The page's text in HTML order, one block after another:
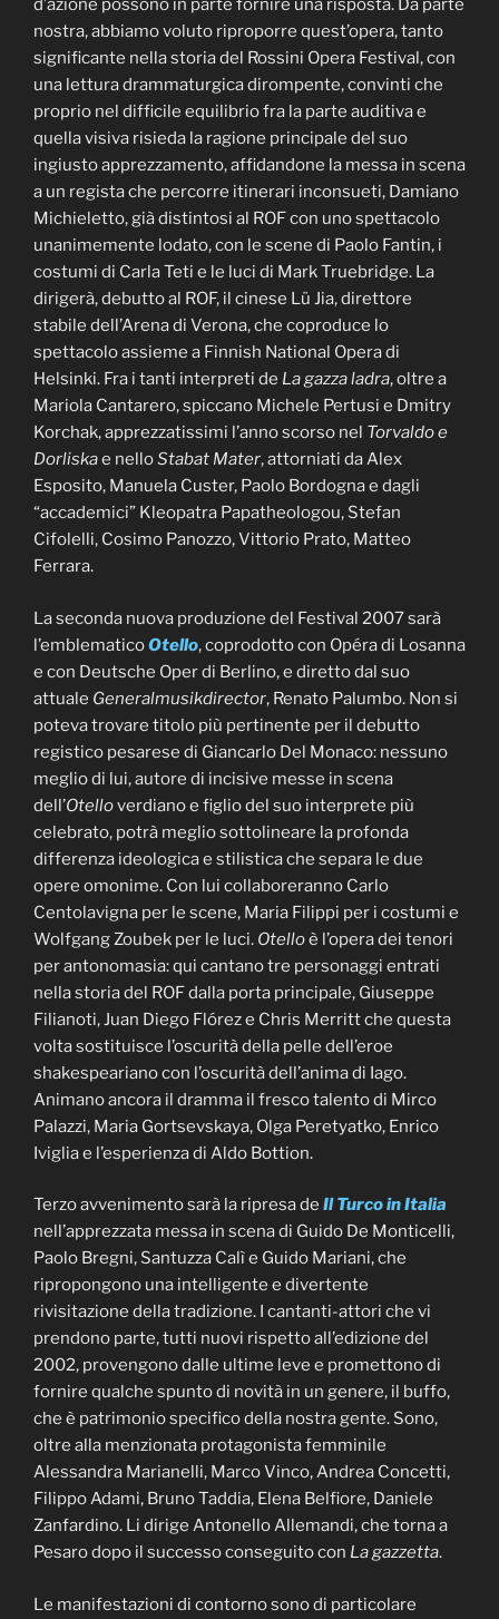
d’azione possono in parte fornire una risposta. Da parte
nostra, abbiamo voluto riproporre quest’opera, tanto
significante nella storia del Rossini Opera Festival, con
una lettura drammaturgica dirompente, convinti che
proprio nel difficile equilibrio fra la parte auditiva e
quella visiva risieda la ragione principale del suo
ingiusto apprezzamento, affidandone la messa in scena
a un regista che percorre itinerari inconsueti, Damiano
Michieletto, già distintosi al ROF con uno spettacolo
unanimemente lodato, con le scene di Paolo Fantin, i
costumi di Carla Teti e le luci di Mark Truebridge. La
dirigerà, debutto al ROF, il cinese Lü Jia, direttore
stabile dell’Arena di Verona, che coproduce lo
spettacolo assieme a Finnish National Opera di
Helsinki. Fra i tanti interpreti de La gazza ladra, oltre a
Mariola Cantarero, spiccano Michele Pertusi e Dmitry
Korchak, apprezzatissimi l’anno scorso nel Torvaldo e
Dorliskae nelloStabat Mater, attorniati da Alex
Esposito, Manuela Custer, Paolo Bordogna e dagli
“accademici” Kleopatra Papatheologou, Stefan
Cifolelli, Cosimo Panozzo, Vittorio Prato, Matteo
Ferrara.
La seconda nuova produzione del Festival 2007 sarà
l’emblematicoOtello, coprodotto con Opéra di Losanna
e con Deutsche Oper di Berlino, e diretto dal suo
attuale Generalmusikdirector, Renato Palumbo. Non si
poteva trovare titolo più pertinente per il debutto
registico pesarese di Giancarlo Del Monaco: nessuno
meglio di lui, autore di incisive messe in scena
dell’Otelloverdiano e figlio del suo interprete più
celebrato, potrà meglio sottolineare la profonda
differenza ideologica e stilistica che separa le due
opere omonime. Con lui collaboreranno Carlo
Centolavigna per le scene, Maria Filippi per i costumi e
Wolfgang Zoubek per le luci. Otelloè l’opera dei tenori
per antonomasia: qui cantano tre personaggi entrati
nella storia del ROF dalla porta principale, Giuseppe
Filianoti, Juan Diego Flórez e Chris Merritt che questa
volta sostituisce l’oscurità della pelle dell’eroe
shakespeariano con l’oscurità dell’anima di Iago.
Animano ancora il dramma il fresco talento di Mirco
Palazzi, Maria Gortsevskaya, Olga Peretyatko, Enrico
Iviglia e l’esperienza di Aldo Bottion.
Terzo avvenimento sarà la ripresa de Il Turco in Italia
nell’apprezzata messa in scena di Guido De Monticelli,
Paolo Bregni, Santuzza Calì e Guido Mariani, che
ripropongono una intelligente e divertente
rivisitazione della tradizione. I cantanti-attori che vi
prendono parte, tutti nuovi rispetto all’edizione del
2002, provengono dalle ultime leve e promettono di
fornire qualche spunto di novità in un genere, il buffo,
che è patrimonio specifico della nostra gente. Sono,
oltre alla menzionata protagonista femminile
Alessandra Marianelli, Marco Vinco, Andrea Concetti,
Filippo Adami, Bruno Taddia, Elena Belfiore, Daniele
Zanfardino. Li dirige Antonello Allemandi, che torna a
Pesaro dopo il successo conseguito con La gazzetta.
Le manifestazioni di contorno sono di particolare